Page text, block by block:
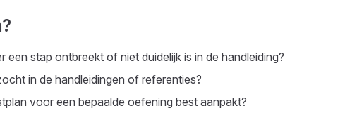
een stap ontbreekt of niet duidelijk is in de handleiding?
in de handleidingen of referenties?
voor een bepaalde oefening best aanpakt?